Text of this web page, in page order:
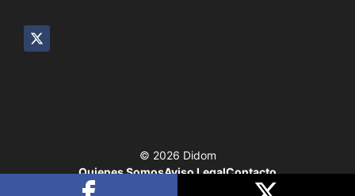
© 2026 Didom
Quienes SomosAviso LegalContacto